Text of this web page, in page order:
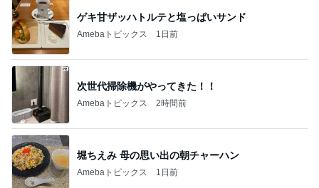
ゲキ甘ザッハトルテと塩っぱいサンド
Amebaトピックス 1日前
次世代掃除機がやってきた！！
Amebaトピックス 2時間前
堀ちえみ 母の思い出の朝チャーハン
Amebaトピックス 1日前